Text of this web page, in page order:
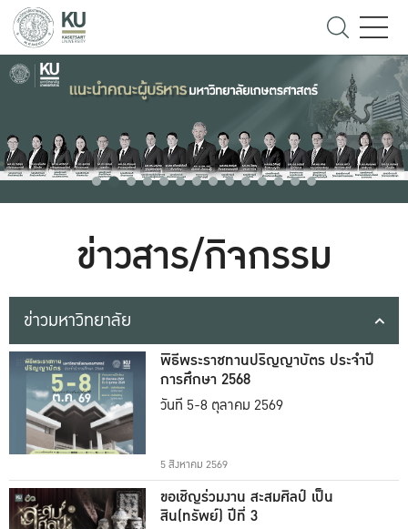
ข่าวสาร/กิจกรรม
ข่าวมหาวิทยาลัย
พิธีพระราชทานปริญญาบัตร ประจำปี
การศึกษา 2568
วันที่ 5-8 ตุลาคม 2569
5 สิงหาคม 2569
ขอเชิญร่วมงาน สะสมศิลป์ เป็น
สิน(ทรัพย์) ปีที่ 3